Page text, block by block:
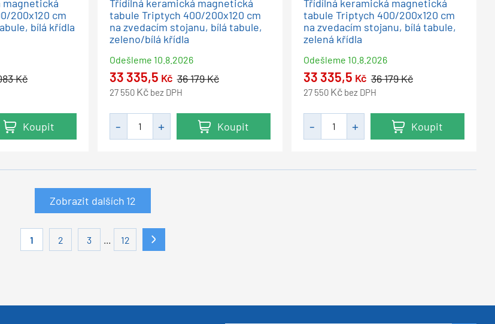
magnetická
200x120 cm
bílá křídla
Kč
Koupit
Třídílná keramická magnetická
tabule Triptych 400/200x120 cm
na zvedacím stojanu, bílá tabule,
zeleno/bílá křídla
Odešleme 10.8.2026
33 335,5 Kč 36 179Kč
27 550 Kč bez DPH
Koupit
Třídílná keramická magnetická
tabule Triptych 400/200x120 cm
na zvedacím stojanu, bílá tabule,
zelená křídla
Odešleme 10.8.2026
33 335,5 Kč 36 179Kč
27 550 Kč bez DPH
Koupit
1 2 3 12
Zobrazit dalších 12